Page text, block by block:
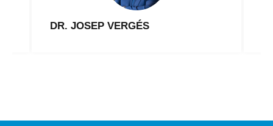
DR. JOSEP VERGÉS